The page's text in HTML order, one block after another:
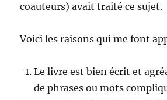
coauteurs) avait traité ce sujet.
Voici les raisons qui me font
Le livre est bien écrit et
de phrases ou mots